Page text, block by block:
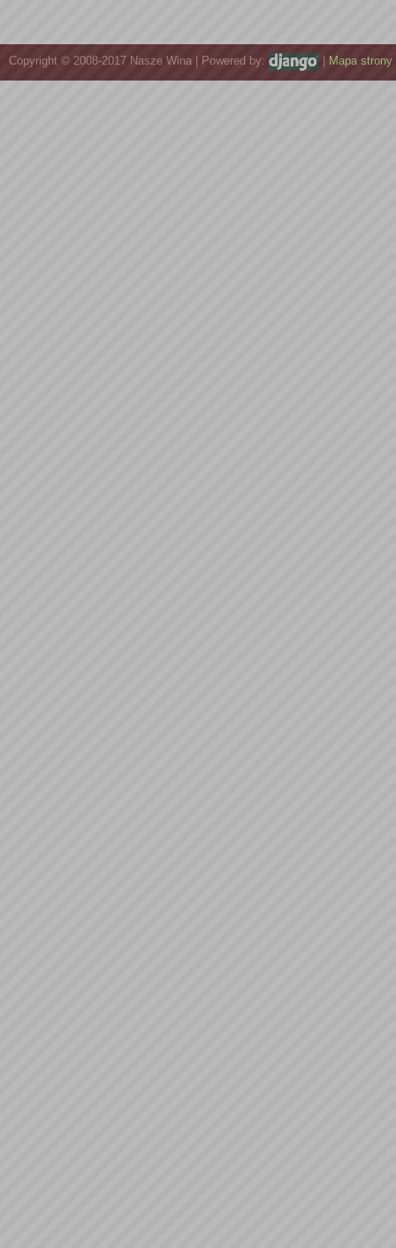
Copyright © 2008-2017 Nasze Wina | Powered by: Mapa strony